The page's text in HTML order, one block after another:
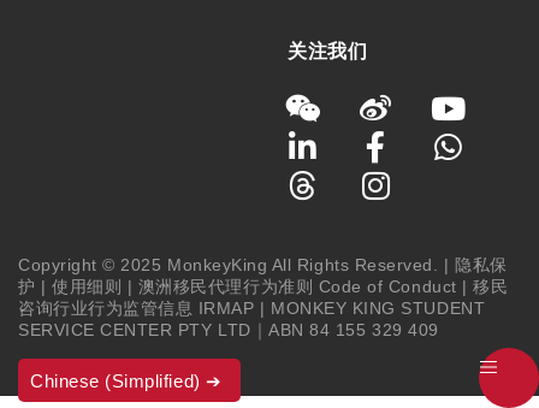
关注我们
Copyright © 2025 MonkeyKing All Rights Reserved. | 隐私保
护 |使用细则 | 澳洲移民代理行为准则 Code of Conduct |移民
咨询行业行为监管信息 IRMAP | MONKEY KING STUDENT
SERVICE CENTER PTY LTD｜ABN 84 155 329 409
Chinese (Simplified)